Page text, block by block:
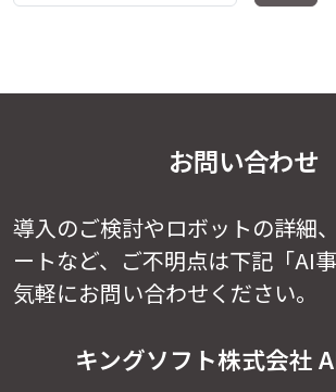
お問い合わせ
導入のご検討やロボットの詳細
ートなど、 ご不明点は下記「AI
気軽にお問い合わせください。
キングソフト株式会社